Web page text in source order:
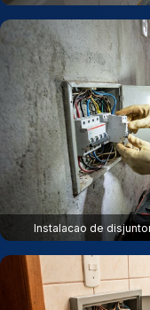
Instalacao de